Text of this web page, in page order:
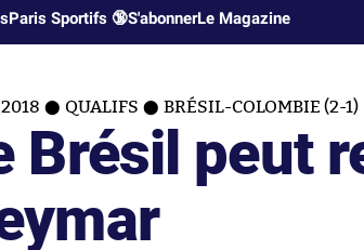
Paris Sportifs 🔞S'abonnerLe Magazine
QUALIFS BRÉSIL-COLOMBIE (2-1)
Brésil peut